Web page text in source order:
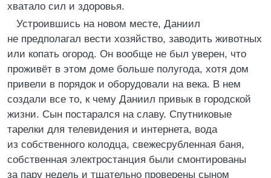
хватало сил и здоровья.
Устроившись на новом месте, Даниил
не предполагал вести хозяйство, заводить животных
или копать огород. Он вообще не был уверен, что
проживёт в этом доме больше полугода, хотя дом
привели в порядок и оборудовали на века. В нем
создали все то, к чему Даниил привык в городской
жизни. Сын постарался на славу. Спутниковые
тарелки для телевидения и интернета, вода
из собственного колодца, свежесрубленная баня,
собственная электростанция были смонтированы
за пару недель и тщательно проверены сыном